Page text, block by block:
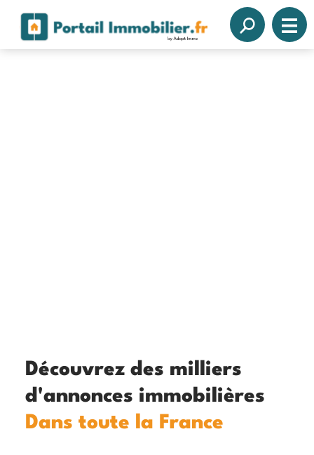
Découvrez des milliers
d'annonces immobilières
Dans toute la France